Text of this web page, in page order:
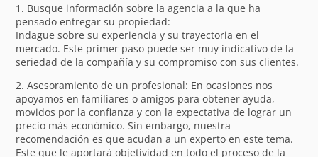
1. Busque información sobre la agencia a la que ha
pensado entregar su propiedad:
Indague sobre su experiencia y su trayectoria en el
mercado. Este primer paso puede ser muy indicativo de la
seriedad de la compañía y su compromiso con sus clientes.
2. Asesoramiento de un profesional: En ocasiones nos
apoyamos en familiares o amigos para obtener ayuda,
movidos por la confianza y con la expectativa de lograr un
precio más económico. Sin embargo, nuestra
recomendación es que acudan a un experto en este tema.
Este que le aportará objetividad en todo el proceso de la